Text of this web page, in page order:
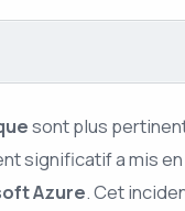
sont plus
significatif a mis
Azure. Cet